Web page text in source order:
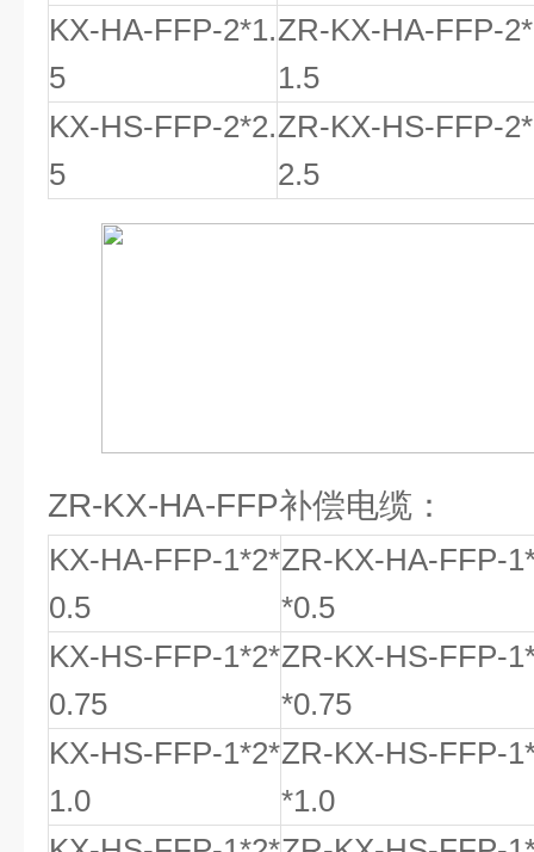
KX-HA-FFP-2*1.
5
ZR-KX-HA-FFP-2*
1.5
KX-HS-FFP-2*2.
5
ZR-KX-HS-FFP-2*
2.5
ZR-KX-HA-FFP补偿电缆：
KX-HA-FFP-1*2*
0.5
ZR-KX-HA-FFP-
*0.5
KX-HS-FFP-1*2*
0.75
ZR-KX-HS-FFP-
*0.75
KX-HS-FFP-1*2*
1.0
ZR-KX-HS-FFP-
*1.0